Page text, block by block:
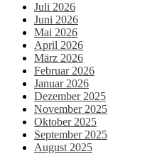
Juli 2026
Juni 2026
Mai 2026
April 2026
März 2026
Februar 2026
Januar 2026
Dezember 2025
November 2025
Oktober 2025
September 2025
August 2025